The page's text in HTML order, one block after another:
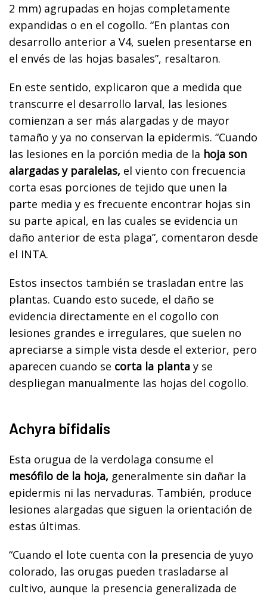
2 mm) agrupadas en hojas completamente
expandidas o en el cogollo. “En plantas con
desarrollo anterior a V4, suelen presentarse en
el envés de las hojas basales”, resaltaron.
En este sentido, explicaron que a medida que
transcurre el desarrollo larval, las lesiones
comienzan a ser más alargadas y de mayor
tamaño y ya no conservan la epidermis. “Cuando
las lesiones en la porción media de la hoja son
alargadas y paralelas, el viento con frecuencia
corta esas porciones de tejido que unen la
parte media y es frecuente encontrar hojas sin
su parte apical, en las cuales se evidencia un
daño anterior de esta plaga”, comentaron desde
el INTA.
Estos insectos también se trasladan entre las
plantas. Cuando esto sucede, el daño se
evidencia directamente en el cogollo con
lesiones grandes e irregulares, que suelen no
apreciarse a simple vista desde el exterior, pero
aparecen cuando se corta la planta y se
despliegan manualmente las hojas del cogollo.
Achyra bifidalis
Esta orugua de la verdolaga consume el
mesófilo de la hoja, generalmente sin dañar la
epidermis ni las nervaduras. También, produce
lesiones alargadas que siguen la orientación de
estas últimas.
“Cuando el lote cuenta con la presencia de yuyo
colorado, las orugas pueden trasladarse al
cultivo, aunque la presencia generalizada de